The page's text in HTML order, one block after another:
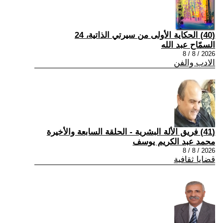
(40) الحكاية الأولى من سيرتي الذاتية، 24
السمّاح عبد الله
2026 / 8 / 8
الادب والفن
(41) فريق الألة البشرية - الحلقة السابعة والأخيرة
محمد عبد الكريم يوسف
2026 / 8 / 8
قضايا ثقافية